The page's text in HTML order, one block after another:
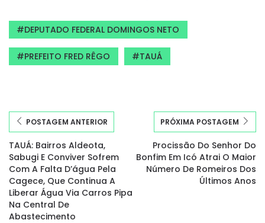
DEPUTADO FEDERAL DOMINGOS NETO
PREFEITO FRED RÊGO TAUÁ
POSTAGEM ANTERIOR
TAUÁ: Bairros Aldeota,
Sabugi E Conviver Sofrem
Com A Falta D’água Pela
Cagece, Que Continua A
Liberar Água Via Carros Pipa
Na Central De
Abastecimento
PRÓXIMA POSTAGEM
Procissão Do Senhor Do
Bonfim Em Icó Atrai O Maior
Número De Romeiros Dos
Últimos Anos